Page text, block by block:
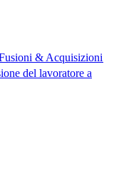
& Acquisizioni​​
del lavoratore a